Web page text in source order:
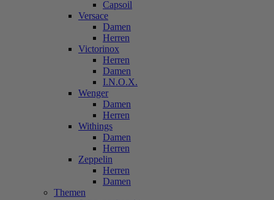
Capsoil
Versace
Damen
Herren
Victorinox
Herren
Damen
I.N.O.X.
Wenger
Damen
Herren
Withings
Damen
Herren
Zeppelin
Herren
Damen
Themen